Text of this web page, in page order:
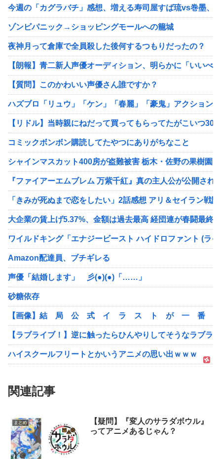
今週の「カグラバチ」感想、増える寿司屋すば琉vs巻墨、
ゾンビパニック→ショッピングモールへの籠城
夜神月って倉庫で全員殺した後何するつもりだったの？
【朗報】青二新人声優オーディション、明らかに「いいべ
【質問】このかわいい声優さん誰ですか？
ハズブロ「リュウ」「ケン」「春麗」「豪鬼」アクション
【リドル】当時親にねだって買ってもらってたがこいつ
コミックボンボン購読してたやつにありがちなこと
シャインマスカット400房が盗難被害 栃木・佐野の果樹園
『ファイアーエムブレム 万紫千紅』真の主人公が公開され
「きみが死ぬまで恋をしたい」2話感想 アリ＆セイラン戦
大企業の賃上げ5.37%、金額は過去最高 経団連が春闘最終
ワイルドキング「エナジービースト ハイドロファント (ラ
Amazon配達員、ブチギレる
声優「結婚します」 彡(●)(●)「……」
砂糖依存
【画像】結 局 公 式 イ ラ ス ト が 一 番 エ ロ
【ラブライブ！】逆に触ったらひんやりしてそうなラブラ
ハイスクールフリートとかいうアニメの思い出ｗｗｗ
関連記事
まとめ
【疑問】『変人のサラダボウル』
ってアニメあるじゃん？